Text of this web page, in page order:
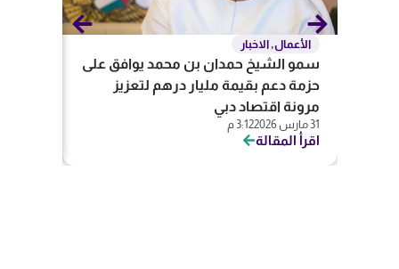
الأعمال,الاخبار
سمو الشيخ حمدان بن محمد يوافق على
حزمة دعم بقيمة مليار درهم لتعزيز
مرونة اقتصاد دبي
31 مارس 2026 3:12 م
اقرأ المقالة